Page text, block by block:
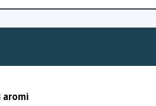
aromi